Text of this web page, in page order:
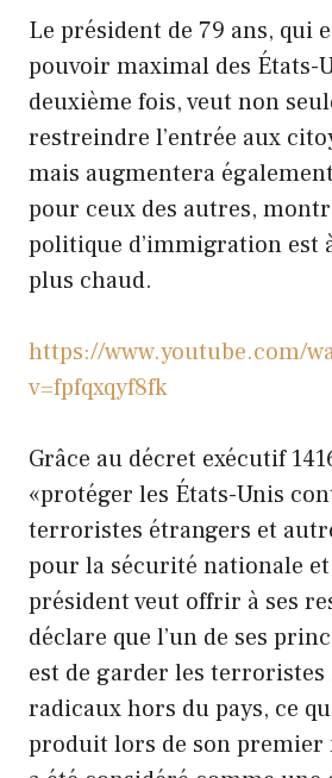
Le président de 79 ans, qui
pouvoir maximal des États-
deuxième fois, veut non
restreindre l’entrée aux
mais augmentera
pour ceux des autres,
politique d’immigration est
plus chaud.
https://www.youtube.com/
v=fpfqxqyf8fk
Grâce au décret exécutif
«protéger les États-Unis
terroristes étrangers et
pour la sécurité nationale
président veut offrir à ses
déclare que l’un de ses
est de garder les terroristes
radicaux hors du pays, ce
produit lors de son premier